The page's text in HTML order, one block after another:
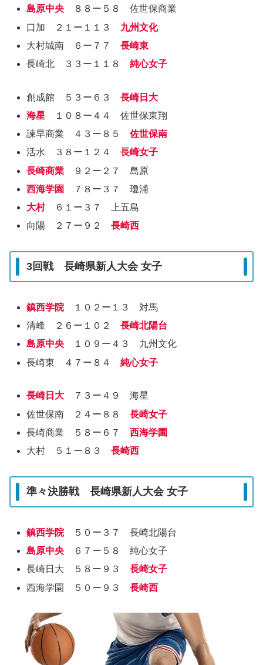
島原中央 ８８ー５８ 佐世保商業
口加 ２１ー１１３ 九州文化
大村城南 ６ー７７長崎東
長崎北 ３３ー１１８純心女子
創成館 ５３ー６３長崎日大
海星 １０８ー４４ 佐世保東翔
諫早商業 ４３ー８５佐世保南
活水 ３８ー１２４長崎女子
長崎商業 ９２ー２７ 島原
西海学園
７８ー３７ 瓊浦
大村６１ー３７ 上五島
向陽 ２７ー９２長崎西
3回戦 長崎県新人大会 女子
鎮西学院
１０２ー１３ 対馬
清峰 ２６ー１０２長崎北陽台
島原中央 １０９ー４３ 九州文化
長崎東 ４７ー８４純心女子
長崎日大 ７３ー４９ 海星
佐世保南 ２４ー８８長崎女子
長崎商業 ５８ー６７西海学園
大村 ５１ー８３長崎西
準々決勝戦 長崎県新人大会 女子
鎮西学院５０ー３７ 長崎北陽台
島原中央 ６７ー５８ 純心女子
長崎日大 ５８ー９３長崎女子
西海学園 ５０ー９３長崎西